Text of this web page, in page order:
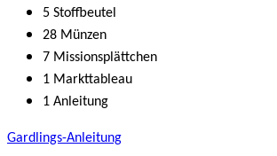
5 Stoffbeutel
28 Münzen
7 Missionsplättchen
1 Markttableau
1 Anleitung
Gardlings-Anleitung